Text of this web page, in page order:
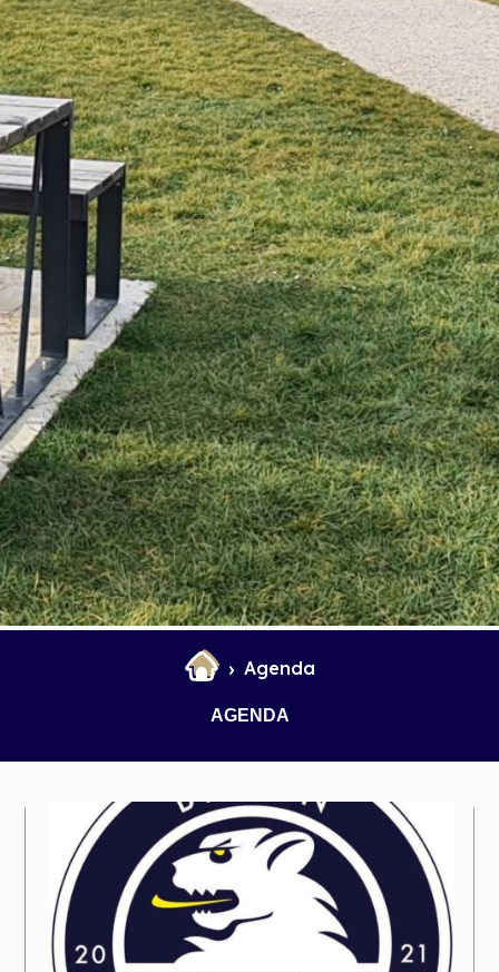
Agenda
AGENDA
Marchés
et Infantile